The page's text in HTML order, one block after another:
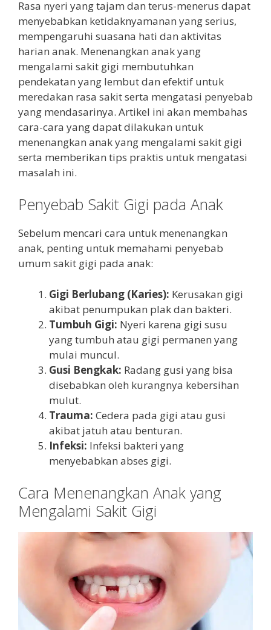
Rasa nyeri yang tajam dan terus-menerus dapat
menyebabkan ketidaknyamanan yang serius,
mempengaruhi suasana hati dan aktivitas
harian anak. Menenangkan anak yang
mengalami sakit gigi membutuhkan
pendekatan yang lembut dan efektif untuk
meredakan rasa sakit serta mengatasi penyebab
yang mendasarinya. Artikel ini akan membahas
cara-cara yang dapat dilakukan untuk
menenangkan anak yang mengalami sakit gigi
serta memberikan tips praktis untuk mengatasi
masalah ini.
Penyebab Sakit Gigi pada Anak
Sebelum mencari cara untuk menenangkan
anak, penting untuk memahami penyebab
umum sakit gigi pada anak:
Gigi Berlubang (Karies): Kerusakan gigi
akibat penumpukan plak dan bakteri.
Tumbuh Gigi: Nyeri karena gigi susu
yang tumbuh atau gigi permanen yang
mulai muncul.
Gusi Bengkak: Radang gusi yang bisa
disebabkan oleh kurangnya kebersihan
mulut.
Trauma: Cedera pada gigi atau gusi
akibat jatuh atau benturan.
Infeksi: Infeksi bakteri yang
menyebabkan abses gigi.
Cara Menenangkan Anak yang
Mengalami Sakit Gigi